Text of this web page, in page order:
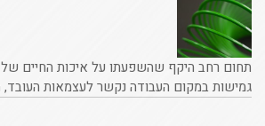
תחום רחב היקף שהשפעתו על איכות החיים של
גמישות במקום העבודה נקשר לעצמאות העובד,